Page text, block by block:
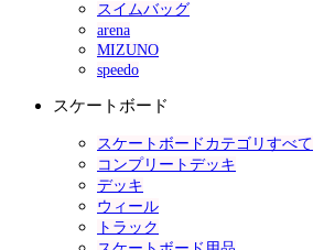
スイムバッグ
arena
MIZUNO
speedo
スケートボード
スケートボードカテゴリすべて
コンプリートデッキ
デッキ
ウィール
トラック